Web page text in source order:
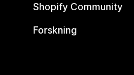
Shopify Community
Forskning